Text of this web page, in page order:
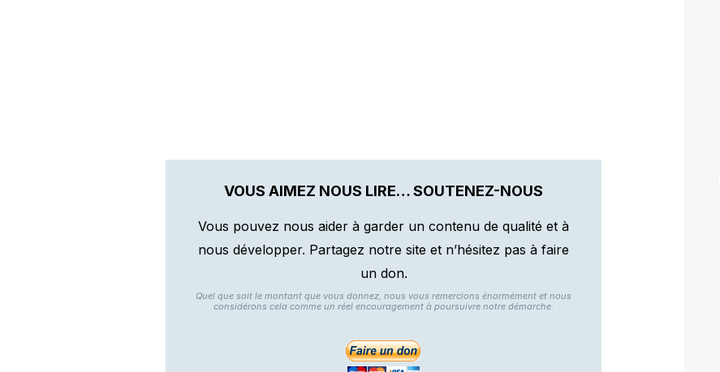
VOUS AIMEZ NOUS LIRE… SOUTENEZ-NOUS
Vous pouvez nous aider à garder un contenu de qualité et à
nous développer. Partagez notre site et n’hésitez pas à faire
un don.
Quel que soit le montant que vous donnez, nous vous remercions énormément et nous
considérons cela comme un réel encouragement à poursuivre notre démarche.